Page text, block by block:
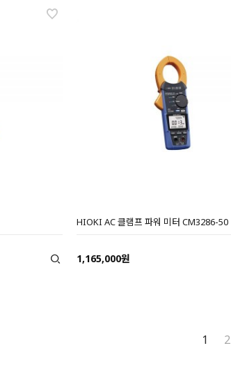
HIOKI AC 클램프 파워 미터 CM3286-50
1,165,000원
1 2